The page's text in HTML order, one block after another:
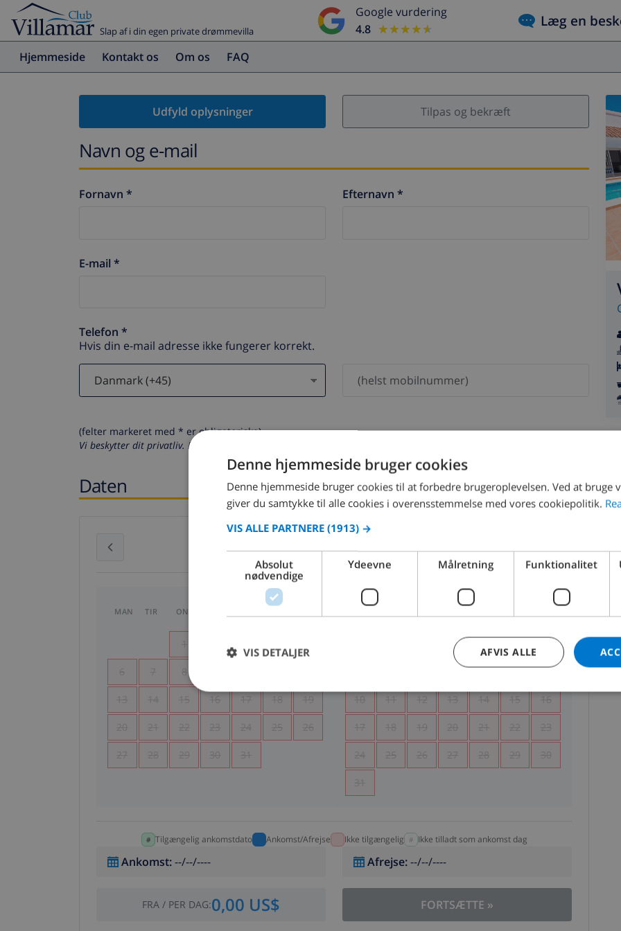
Slap af i din egen private drømmevilla
Google vurdering
4.8 ★★★★★
★★★★★ Læg en
Hjemmeside Kontakt os Om os FAQ
Udfyld oplysninger Tilpas og bekræft
Navn og e-mail
Fornavn * Efternavn *
E-mail *
Telefon *
Hvis din e-mail adresse ikke fungerer korrekt.
(felter markeret med * er obligatoriske)
Vi beskytter dit privatliv. Dine personlige oplysninger vil aldrig blive delt med andre.
Daten
juli 2026 august 2026
MAN TIR ONS
1
6 7 8
13 14 15 16 17 18 19
20 21 22 23 24 25 26
27 28 29 30 31
7 8 9
10 11 12 13 14 15 16
17 18 19 20 21 22 23
24 25 26 27 28 29 30
31
Tilgængelig ankomstdato Ankomst/Afrejse Ikke tilgængelig Ikke tilladt som ankomst dag
Ankomst:--/--/---- Afrejse:--/--/----
FRA / PER DAG:0,00 US$ FORTSÆTTE »
Denne hjemmeside bruger cookies
Denne hjemmeside bruger cookies til at forbedre brugeroplevelsen. Ved at bruge
giver du samtykke til alle cookies i overensstemmelse med vores cookiepolitik.
VIS ALLE PARTNERE (1913) →
Absolut
nødvendige
Ydeevne Målretning Funktionalitet
AFVIS ALLE
VIS DETALJER